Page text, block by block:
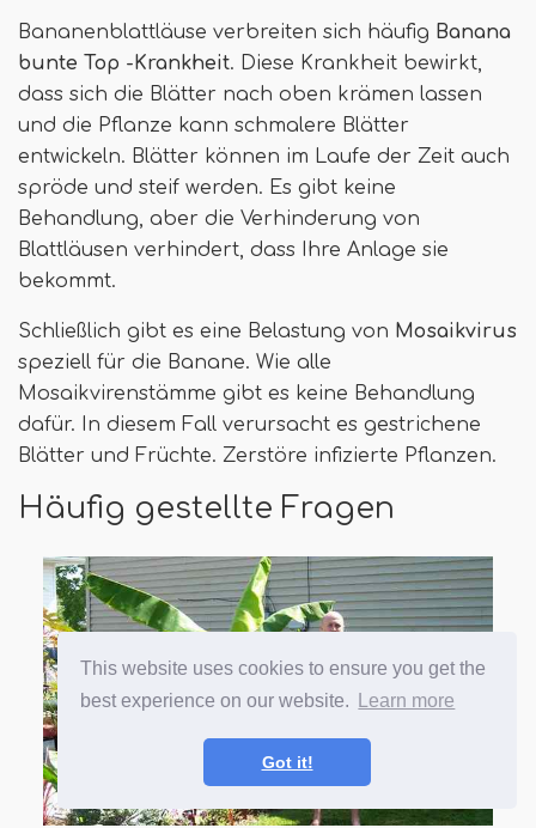
This website uses cookies to ensure you get the
best experience on our website.
Learn more
Got it!
Bananenblattläuse verbreiten sich häufig Banana
bunte Top -Krankheit. Diese Krankheit bewirkt,
dass sich die Blätter nach oben krämen lassen
und die Pflanze kann schmalere Blätter
entwickeln. Blätter können im Laufe der Zeit auch
spröde und steif werden. Es gibt keine
Behandlung, aber die Verhinderung von
Blattläusen verhindert, dass Ihre Anlage sie
bekommt.
Schließlich gibt es eine Belastung von Mosaikvirus
speziell für die Banane. Wie alle
Mosaikvirenstämme gibt es keine Behandlung
dafür. In diesem Fall verursacht es gestrichene
Blätter und Früchte. Zerstöre infizierte Pflanzen.
Häufig gestellte Fragen